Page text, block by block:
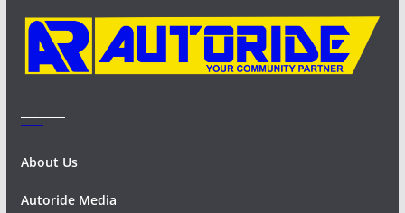
About Us
Autoride Media